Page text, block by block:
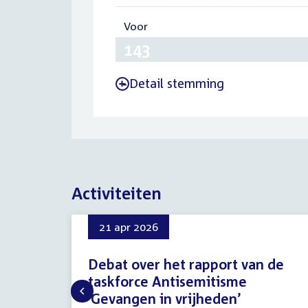
Voor
143
- Detail stemming
Activiteiten
21 apr 2026
Debat over het rapport van de
taskforce Antisemitisme
‘Gevangen in vrijheden’